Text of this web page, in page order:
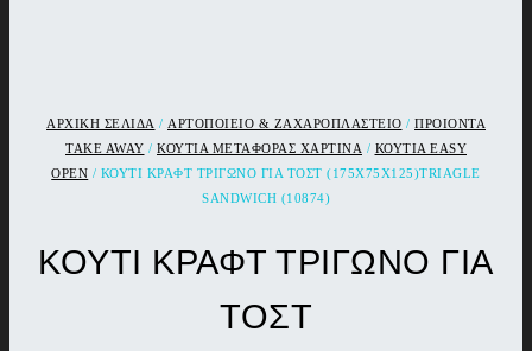
ΑΡΧΙΚΉ ΣΕΛΊΔΑ / ΑΡΤΟΠΟΙΕΙΟ & ΖΑΧΑΡΟΠΛΑΣΤΕΙΟ / ΠΡΟΙΟΝΤΑ
TAKE AWAY / ΚΟΥΤΙΑ ΜΕΤΑΦΟΡΑΣ ΧΑΡΤΙΝΑ / ΚΟΥΤΙΑ EASY
OPEN / ΚΟΥΤΙ ΚΡΑΦΤ ΤΡΙΓΩΝΟ ΓΙΑ ΤΟΣΤ (175Χ75Χ125)TRIAGLE
SANDWICH (10874)
ΚΟΥΤΙ ΚΡΑΦΤ ΤΡΙΓΩΝΟ ΓΙΑ
ΤΟΣΤ